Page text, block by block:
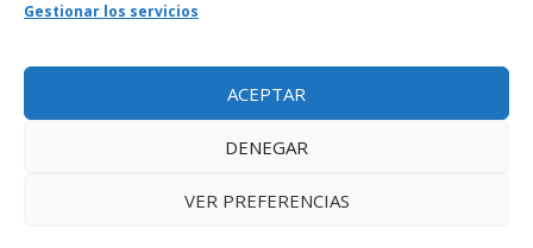
Gestionar los servicios
ACEPTAR
DENEGAR
VER PREFERENCIAS
Ir al grupo de Facebook